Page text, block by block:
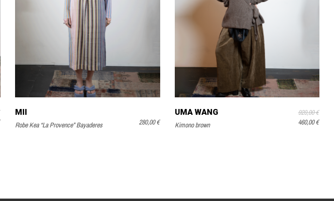
MII
Robe Kea “La Provence” Bayaderes 280,00 €
UMA WANG
Kimono brown
920,00 €
460,00 €